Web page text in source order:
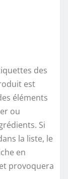
des
est
éléments
ou
Si
la liste, le
en
provoquera